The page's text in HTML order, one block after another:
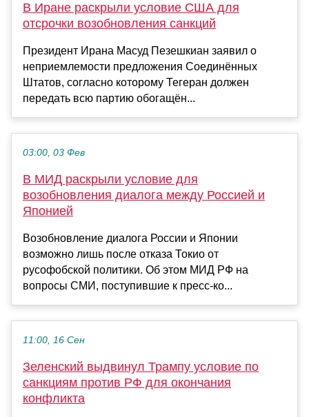
В Иране раскрыли условие США для
отсрочки возобновления санкций
Президент Ирана Масуд Пезешкиан заявил о
неприемлемости предложения Соединённых
Штатов, согласно которому Тегеран должен
передать всю партию обогащён...
03:00, 03 Фев
В МИД раскрыли условие для
возобновления диалога между Россией и
Японией
Возобновление диалога России и Японии
возможно лишь после отказа Токио от
русофобской политики. Об этом МИД РФ на
вопросы СМИ, поступившие к пресс-ко...
11:00, 16 Сен
Зеленский выдвинул Трампу условие по
санкциям против РФ для окончания
конфликта